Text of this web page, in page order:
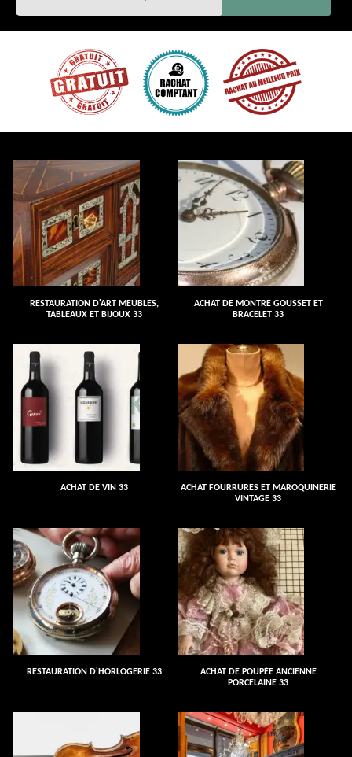
RESTAURATION D'ART MEUBLES,
TABLEAUX ET BIJOUX 33
ACHAT DE MONTRE GOUSSET ET
BRACELET 33
ACHAT DE VIN 33
ACHAT FOURRURES ET MAROQUINERIE
VINTAGE 33
RESTAURATION D'HORLOGERIE 33
ACHAT DE POUPÉE ANCIENNE
PORCELAINE 33